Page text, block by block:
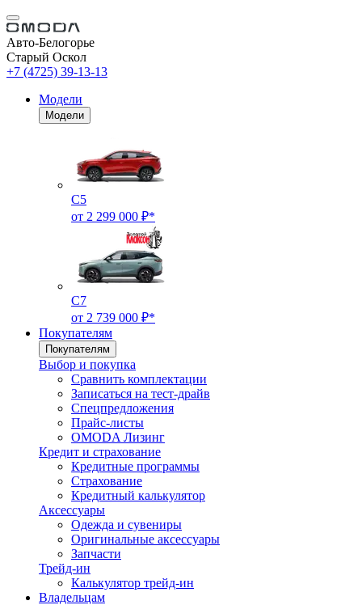
Авто-Белогорье
Старый Оскол
+7 (4725) 39-13-13
Модели
Модели
C5
от 2 299 000 ₽*
C7
от 2 739 000 ₽*
Покупателям
Покупателям
Выбор и покупка
Сравнить комплектации
Записаться на тест-драйв
Cпецпредложения
Прайс-листы
OMODA Лизинг
Кредит и страхование
Кредитные программы
Страхование
Кредитный калькулятор
Аксессуары
Одежда и сувениры
Оригинальные аксессуары
Запчасти
Трейд-ин
Калькулятор трейд-ин
Владельцам